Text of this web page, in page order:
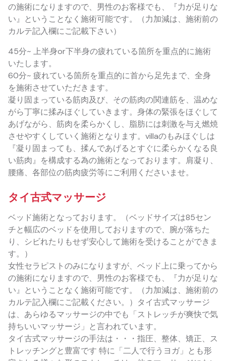
の施術になりますので、男性のお客様でも、『力が足りな
い』ということなく施術可能です。（力加減は、施術前の
カルテ記入欄にご記載下さい）
45分~ 上半身or下半身の疲れている箇所を重点的に施術
いたします。
60分~ 疲れている箇所を重点的に首から足先まで、全身
を施術させていただきます。
凝り固まっている筋肉及び、その筋肉の関連筋を、温めな
がら丁寧に揉みほぐしていきます。身体の緊張をほぐして
あげながら、筋肉を柔らかくし、脂肪には刺激を与え燃焼
させやすくしていく施術となります。villaのもみほぐしは
『凝り固まっても、揉んであげるとすぐに柔らかくなる良
い筋肉』を構成する為の施術となっております。肩凝り、
腰痛、各部位の筋肉疲労等にご利用くださいませ。
タイ古式マッサージ
ベッド施術となっております。（ベッドサイズは85セン
チと幅広のベッドを使用しておりますので、腕が落ちた
り、シビれたりもせず安心して施術を受けることができま
す。）
女性セラピストのみになりますが、ベッド上に乗ってから
の施術になりますので、男性のお客様でも、『力が足りな
い』ということなく施術可能です。（力加減は、施術前の
カルテ記入欄にご記載ください。）タイ古式マッサージ
は、あらゆるマッサージの中でも「ストレッチが爽快で気
持ちいいマッサージ」と言われています。
タイ古式マッサージの手法は・・・指圧、整体、矯正、ス
トレッチングと豊富です 特に「二人で行うヨガ」とも形